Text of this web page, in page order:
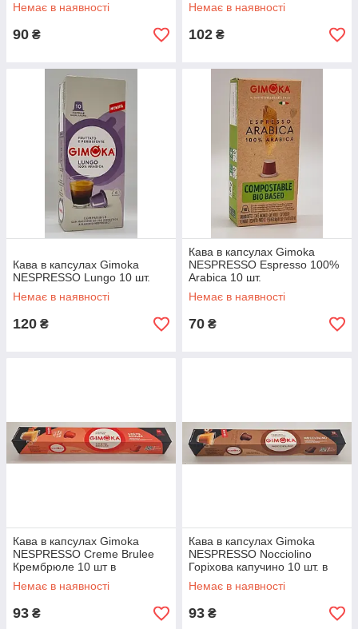
Немає в наявності
90 ₴
Немає в наявності
102 ₴
Кава в капсулах Gimoka
NESPRESSO Lungo 10 шт.
Немає в наявності
120 ₴
Кава в капсулах Gimoka
NESPRESSO Espresso 100%
Arabica 10 шт.
Немає в наявності
70 ₴
Кава в капсулах Gimoka
NESPRESSO Creme Brulee
Крембрюле 10 шт в
алюмінієвих капсулах
Немає в наявності
93 ₴
Кава в капсулах Gimoka
NESPRESSO Nocciolino
Горіхова капучино 10 шт. в
алюмінєвих капсулах
Немає в наявності
93 ₴